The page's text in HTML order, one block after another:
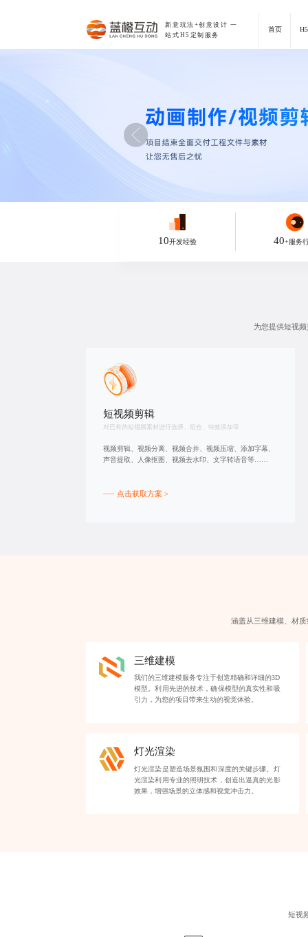
新意玩法+创意设计 一
站式H5定制服务
首页
10开发经验 40+服务
为您提供短视频
短视频剪辑
对已有的短视频素材进行选择、组合、特效添加等
视频剪辑、视频分离、视频合并、视频压缩、添加字幕、
声音提取、人像抠图、视频去水印、文字转语音等……
点击获取方案 >
涵盖从三维建模、材
三维建模
我们的三维建模服务专注于创造精确和详细的3D
模型。利用先进的技术，确保模型的真实性和吸
引力，为您的项目带来生动的视觉体验。
灯光渲染
灯光渲染是塑造场景氛围和深度的关键步骤。灯
光渲染利用专业的照明技术，创造出逼真的光影
效果，增强场景的立体感和视觉冲击力。
短视